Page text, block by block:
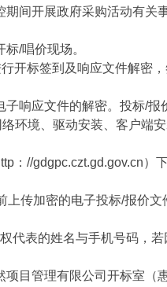
开展政府采购活动有关
/唱价现场。
标签到及响应文件解密
响应文件的解密。投标/报
环境、驱动安装、客户端
//gdgpc.czt.gd.gov.cn）
传加密的电子投标/报价文
表的姓名与手机号码，若
目管理有限公司开标室（